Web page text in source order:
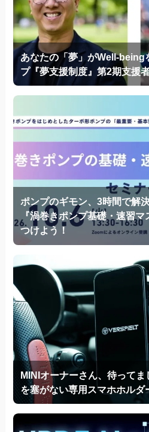
あなたの「夢」がWell-being
プ『夢支援制度』第2期支援
ポンプのギモン、3時間で解
『渦巻きポンプ基礎・速習
つけよう！
MINIオーナーさん、待って
を塞がない専用スマホホルダ